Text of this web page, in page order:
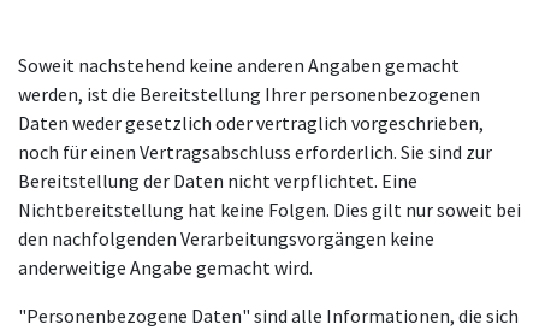
Soweit nachstehend keine anderen Angaben gemacht
werden, ist die Bereitstellung Ihrer personenbezogenen
Daten weder gesetzlich oder vertraglich vorgeschrieben,
noch für einen Vertragsabschluss erforderlich. Sie sind zur
Bereitstellung der Daten nicht verpflichtet. Eine
Nichtbereitstellung hat keine Folgen. Dies gilt nur soweit bei
den nachfolgenden Verarbeitungsvorgängen keine
anderweitige Angabe gemacht wird.
"Personenbezogene Daten" sind alle Informationen, die sich